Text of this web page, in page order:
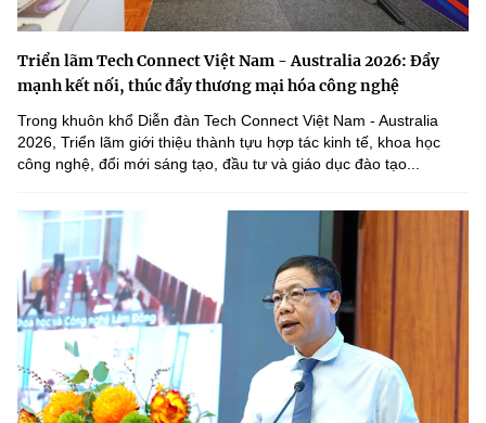
Triển lãm Tech Connect Việt Nam - Australia 2026: Đẩy
mạnh kết nối, thúc đẩy thương mại hóa công nghệ
Trong khuôn khổ Diễn đàn Tech Connect Việt Nam - Australia
2026, Triển lãm giới thiệu thành tựu hợp tác kinh tế, khoa học
công nghệ, đổi mới sáng tạo, đầu tư và giáo dục đào tạo...